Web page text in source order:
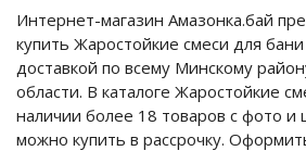
Интернет-магазин Амазонка.бай
купить Жаростойкие смеси для
доставкой по всему Минскому
области. В каталоге Жаростойкие
наличии более 18 товаров с фото и
можно купить в рассрочку.